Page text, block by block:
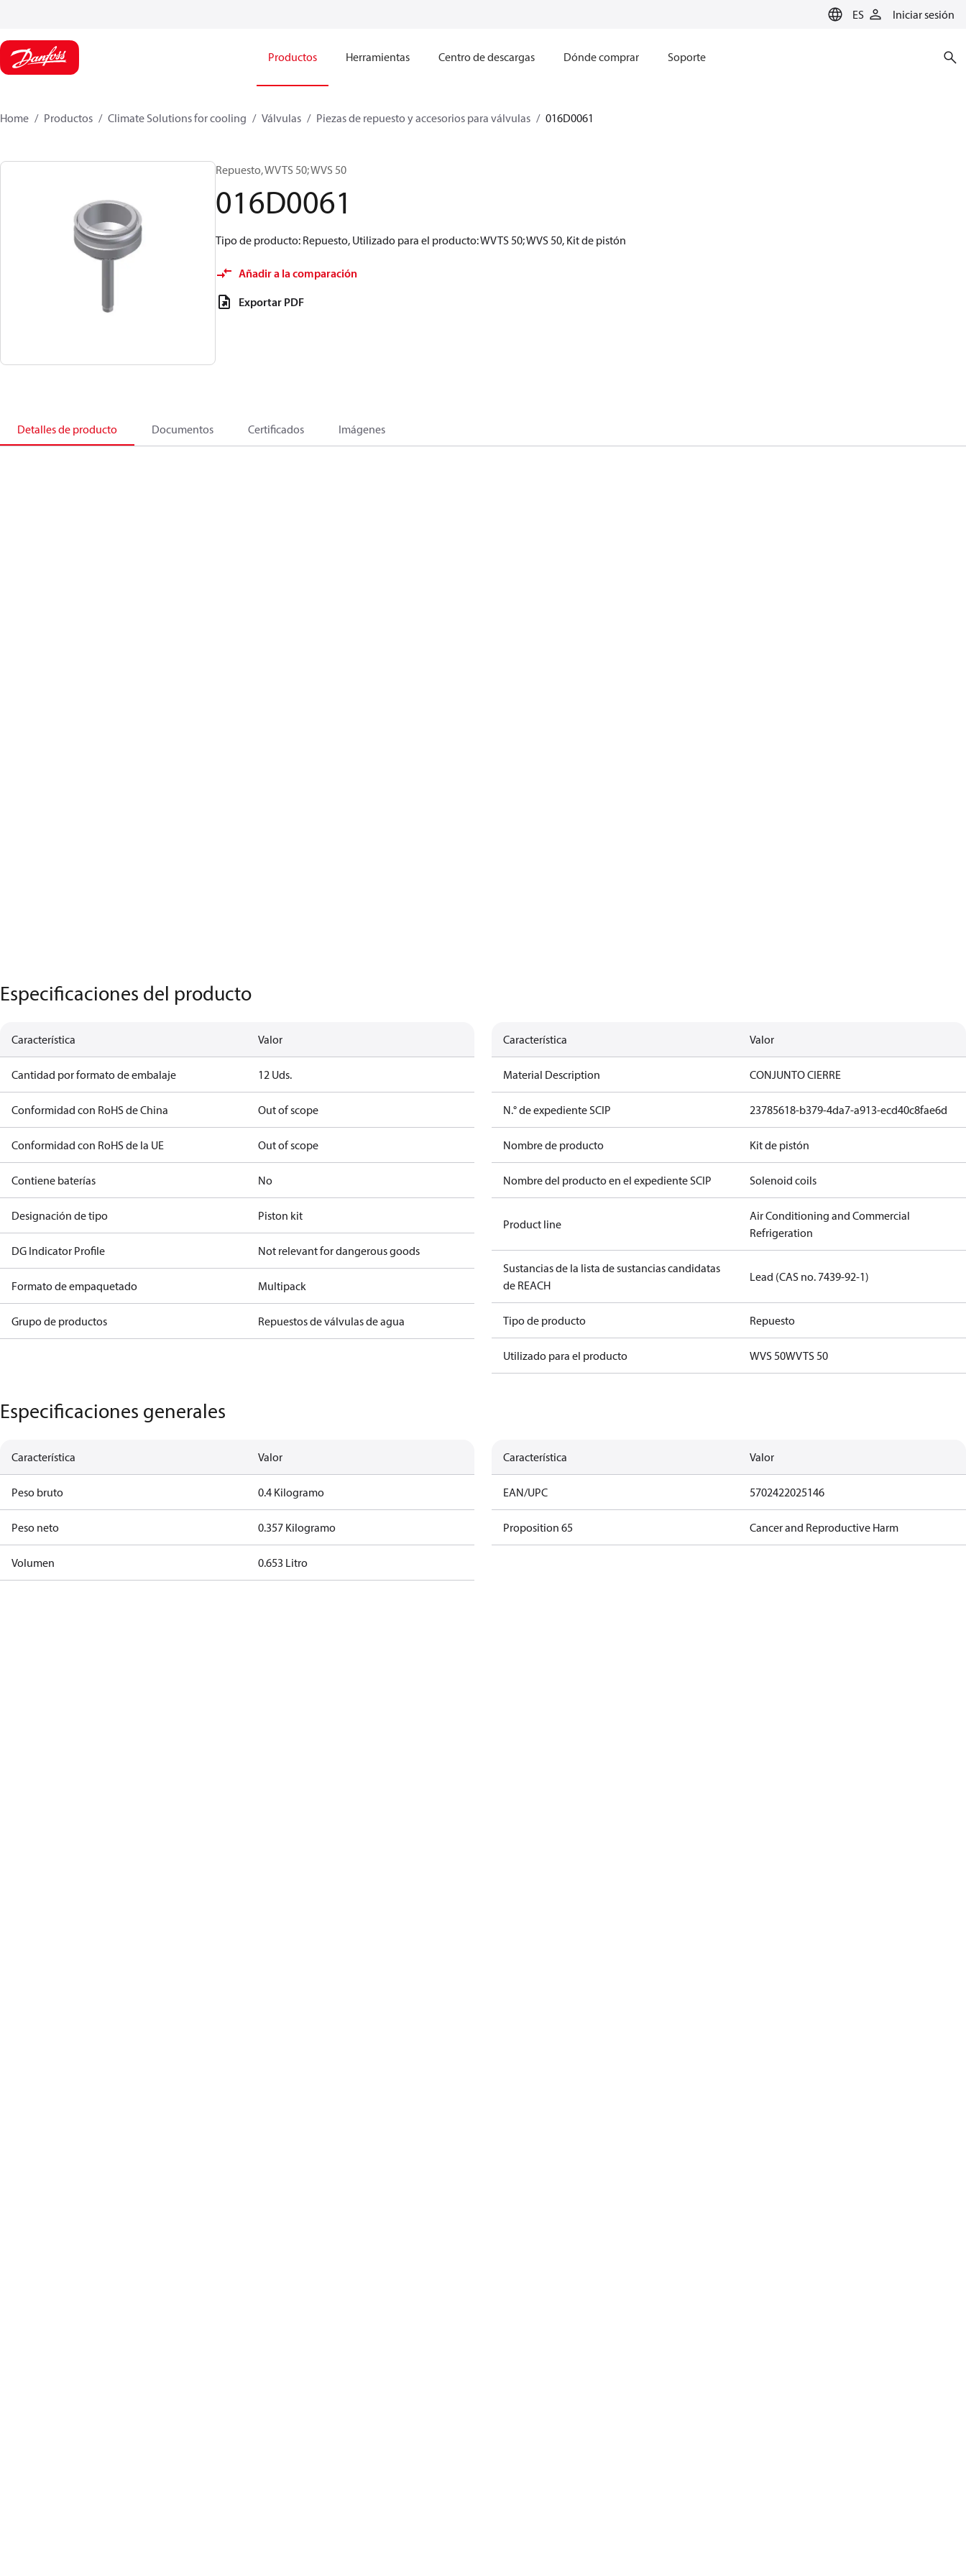
ES Iniciar sesión
Productos Herramientas Centro de descargas Dónde comprar Soporte
Home Productos Climate Solutions for cooling Válvulas Piezas de repuesto y accesorios para válvulas 016D0061
Repuesto, WVTS 50; WVS 50
016D0061
Tipo de producto: Repuesto, Utilizado para el producto: WVTS 50; WVS 50, Kit de pistón
Añadir a la comparación
Exportar PDF
Detalles de producto Documentos Certificados Imágenes
Especificaciones del producto
Característica Valor
Cantidad por formato de embalaje 12 Uds.
Conformidad con RoHS de China Out of scope
Conformidad con RoHS de la UE Out of scope
Contiene baterías No
Designación de tipo Piston kit
DG Indicator Profile Not relevant for dangerous goods
Formato de empaquetado Multipack
Grupo de productos Repuestos de válvulas de agua
Característica Valor
Material Description CONJUNTO CIERRE
N.° de expediente SCIP 23785618-b379-4da7-a913-ecd40c8fae6d
Nombre de producto Kit de pistón
Nombre del producto en el expediente SCIP Solenoid coils
Product line
Air Conditioning and Commercial
Refrigeration
Sustancias de la lista de sustancias candidatas
de REACH
Lead (CAS no. 7439-92-1)
Tipo de producto Repuesto
Utilizado para el producto WVS 50WVTS 50
Especificaciones generales
Característica Valor
Peso bruto 0.4 Kilogramo
Peso neto 0.357 Kilogramo
Volumen 0.653 Litro
Característica Valor
EAN/UPC 5702422025146
Proposition 65 Cancer and Reproductive Harm